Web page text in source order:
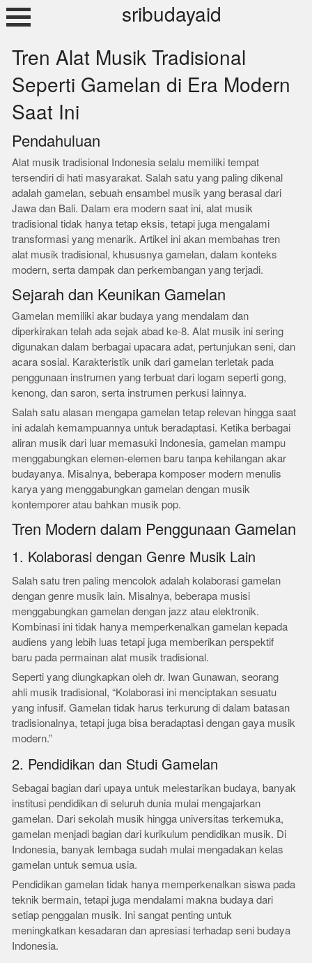
Skip
to
sribudayaid
Tren Alat Musik Tradisional
Seperti Gamelan di Era Modern
Saat Ini
Pendahuluan
Alat musik tradisional Indonesia selalu memiliki tempat
tersendiri di hati masyarakat. Salah satu yang paling dikenal
adalah gamelan, sebuah ensambel musik yang berasal dari
Jawa dan Bali. Dalam era modern saat ini, alat musik
tradisional tidak hanya tetap eksis, tetapi juga mengalami
transformasi yang menarik. Artikel ini akan membahas tren
alat musik tradisional, khususnya gamelan, dalam konteks
modern, serta dampak dan perkembangan yang terjadi.
Sejarah dan Keunikan Gamelan
Gamelan memiliki akar budaya yang mendalam dan
diperkirakan telah ada sejak abad ke-8. Alat musik ini sering
digunakan dalam berbagai upacara adat, pertunjukan seni, dan
acara sosial. Karakteristik unik dari gamelan terletak pada
penggunaan instrumen yang terbuat dari logam seperti gong,
kenong, dan saron, serta instrumen perkusi lainnya.
Salah satu alasan mengapa gamelan tetap relevan hingga saat
ini adalah kemampuannya untuk beradaptasi. Ketika berbagai
aliran musik dari luar memasuki Indonesia, gamelan mampu
menggabungkan elemen-elemen baru tanpa kehilangan akar
budayanya. Misalnya, beberapa komposer modern menulis
karya yang menggabungkan gamelan dengan musik
kontemporer atau bahkan musik pop.
Tren Modern dalam Penggunaan Gamelan
1. Kolaborasi dengan Genre Musik Lain
Salah satu tren paling mencolok adalah kolaborasi gamelan
dengan genre musik lain. Misalnya, beberapa musisi
menggabungkan gamelan dengan jazz atau elektronik.
Kombinasi ini tidak hanya memperkenalkan gamelan kepada
audiens yang lebih luas tetapi juga memberikan perspektif
baru pada permainan alat musik tradisional.
Seperti yang diungkapkan oleh dr. Iwan Gunawan, seorang
ahli musik tradisional, “Kolaborasi ini menciptakan sesuatu
yang infusif. Gamelan tidak harus terkurung di dalam batasan
tradisionalnya, tetapi juga bisa beradaptasi dengan gaya musik
modern.”
2. Pendidikan dan Studi Gamelan
Sebagai bagian dari upaya untuk melestarikan budaya, banyak
institusi pendidikan di seluruh dunia mulai mengajarkan
gamelan. Dari sekolah musik hingga universitas terkemuka,
gamelan menjadi bagian dari kurikulum pendidikan musik. Di
Indonesia, banyak lembaga sudah mulai mengadakan kelas
gamelan untuk semua usia.
Pendidikan gamelan tidak hanya memperkenalkan siswa pada
teknik bermain, tetapi juga mendalami makna budaya dari
setiap penggalan musik. Ini sangat penting untuk
meningkatkan kesadaran dan apresiasi terhadap seni budaya
Indonesia.